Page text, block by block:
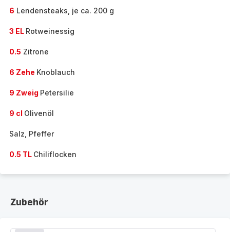
6 Lendensteaks, je ca. 200 g
3 EL Rotweinessig
0.5 Zitrone
6 Zehe Knoblauch
9 Zweig Petersilie
9 cl Olivenöl
Salz, Pfeffer
0.5 TL Chiliflocken
Zubehör